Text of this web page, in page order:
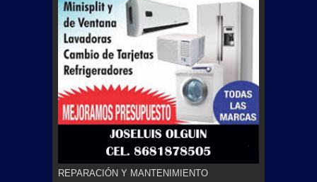
REPARACIÓN Y MANTENIMIENTO